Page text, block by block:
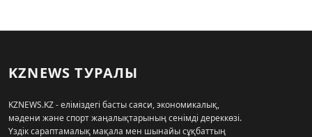
KZNEWS ТУРАЛЫ
KZNEWS.KZ - еліміздегі басты саяси, экономикалық,
мәдени және спорт жаңалықтарының сенімді дереккөзі.
Үздік сараптамалық мақала мен шынайы сұқбаттың